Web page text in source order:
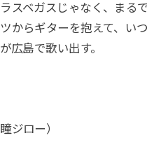
スベガスじゃなく、まる
からギターを抱えて、い
広島で歌い出す。
ジロー）